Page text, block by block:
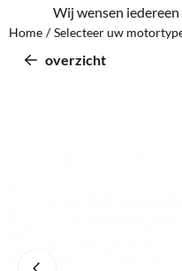
Wij wensen
Home / Selecteer uw
overzicht